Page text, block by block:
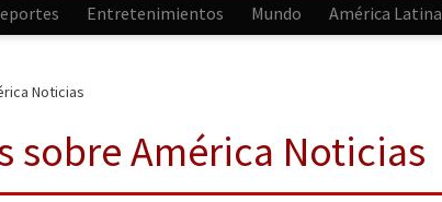
Entretenimientos Mundo América Latina
Noticias
sobre América Noticias